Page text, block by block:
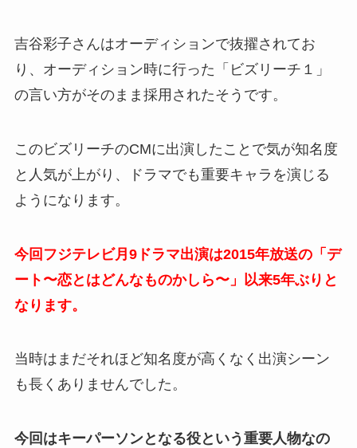
吉谷彩子さんはオーディションで抜擢されてお
り、オーディション時に行った「ビズリーチ１」
の言い方がそのまま採用されたそうです。
このビズリーチのCMに出演したことで気が知名度
と人気が上がり、ドラマでも重要キャラを演じる
ようになります。
今回フジテレビ月9ドラマ出演は2015年放送の「デ
ート〜恋とはどんなものかしら〜」以来5年ぶりと
なります。
当時はまだそれほど知名度が高くなく出演シーン
も長くありませんでした。
今回はキーパーソンとなる役という重要人物なの